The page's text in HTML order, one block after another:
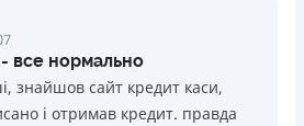
все нормально
знайшов сайт кредит каси,
і отримав кредит. правда